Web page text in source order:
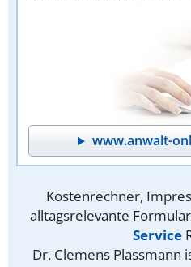
www.anwalt-
Kostenrechner,
alltagsrelevante
Service
Dr. Clemens Plassmann